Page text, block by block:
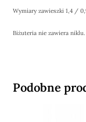
Wymiary zawieszki 1,4 /
Biżuteria nie zawiera niklu.
Podobne